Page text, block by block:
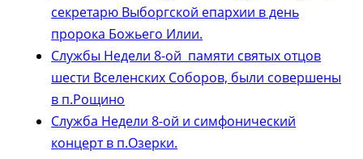
секретарю Выборгской епархии в день
пророка Божьего Илии.
Службы Недели 8-ой памяти святых отцов
шести Вселенских Соборов, были совершены
в п.Рощино
Служба Недели 8-ой и симфонический
концерт в п.Озерки.